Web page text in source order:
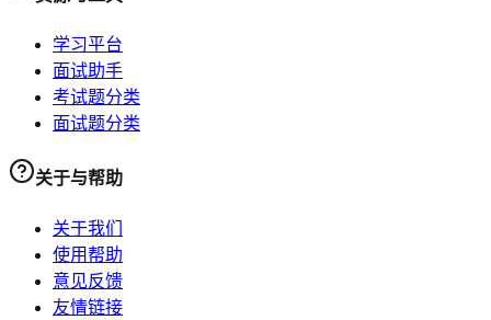
学习平台
面试助手
考试题分类
面试题分类
关于与帮助
关于我们
使用帮助
意见反馈
友情链接